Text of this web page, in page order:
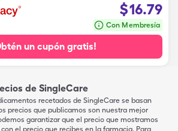
$16.79
Con Membresía
un cupón gratis!
de SingleCare
recetados de SingleCare se basan
precios que publicamos son nuestra mejor
garantizar que el precio que mostramos
el precio que recibes en la farmacia. Para